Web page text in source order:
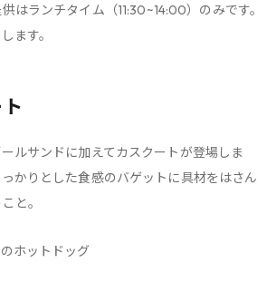
はランチタイム（11:30~14:00）のみです。
ます。
ルサンドに加えてカスクートが登場しま
かりとした食感のバゲットに具材をはさん
と。
のホットドッグ